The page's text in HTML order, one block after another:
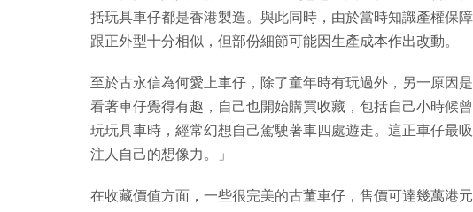
括玩具車仔都是香港製造。與此同時，由於當時知識產權保
跟正外型十分相似，但部份細節可能因生產成本作出改動。
至於古永信為何愛上車仔，除了童年時有玩過外，另一原因
看著車仔覺得有趣，自己也開始購買收藏，包括自己小時候
玩玩具車時，經常幻想自己駕駛著車四處遊走。這正車仔最
注人自己的想像力。」
在收藏價值方面，一些很完美的古董車仔，售價可達幾萬港